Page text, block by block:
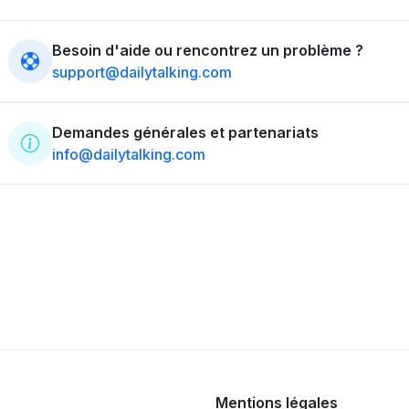
Besoin d'aide ou rencontrez un problème ?
support@dailytalking.com
Demandes générales et partenariats
info@dailytalking.com
Mentions légales